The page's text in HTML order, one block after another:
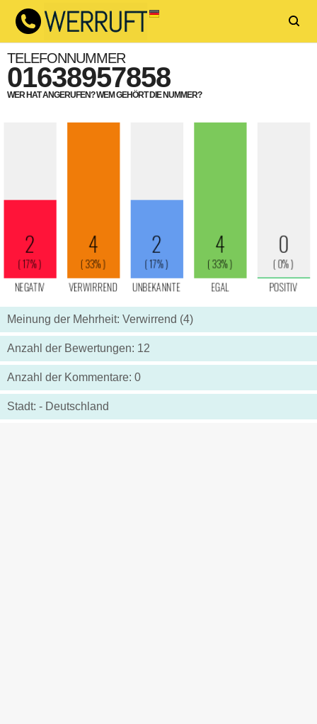
TELEFONNUMMER
01638957858
WER HAT ANGERUFEN? WEM GEHÖRT DIE NUMMER?
Meinung der Mehrheit: Verwirrend (4)
Anzahl der Bewertungen: 12
Anzahl der Kommentare: 0
Stadt: - Deutschland